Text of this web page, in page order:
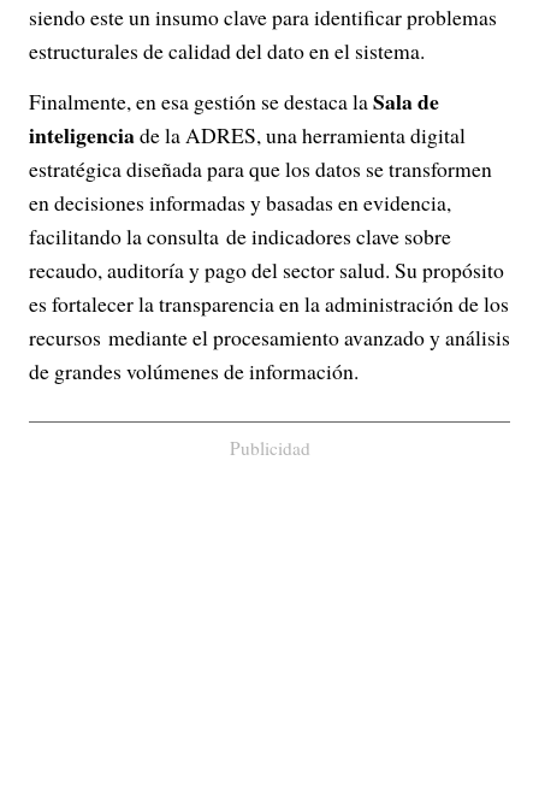
siendo este un insumo clave para identificar problemas
estructurales de calidad del dato en el sistema.
Finalmente, en esa gestión se destaca laSala de
inteligenciade la ADRES, una herramienta digital
estratégica diseñada para que los datos se transformen
en decisiones informadas y basadas en evidencia,
facilitando la consulta de indicadores clave sobre
recaudo, auditoría y pago del sector salud. Su propósito
es fortalecer la transparencia en la administración de los
recursos mediante el procesamiento avanzado y análisis
de grandes volúmenes de información.
Publicidad